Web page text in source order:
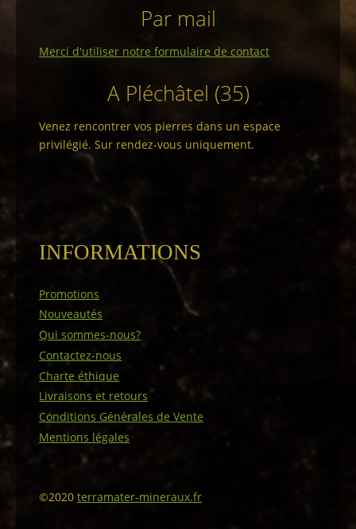
Par mail
Merci d'utiliser notre formulaire de contact
A Pléchâtel (35)
Venez rencontrer vos pierres dans un espace
privilégié. Sur rendez-vous uniquement.
INFORMATIONS
Promotions
Nouveautés
Qui sommes-nous?
Contactez-nous
Charte éthique
Livraisons et retours
Conditions Générales de Vente
Mentions légales
©2020terramater-mineraux.fr